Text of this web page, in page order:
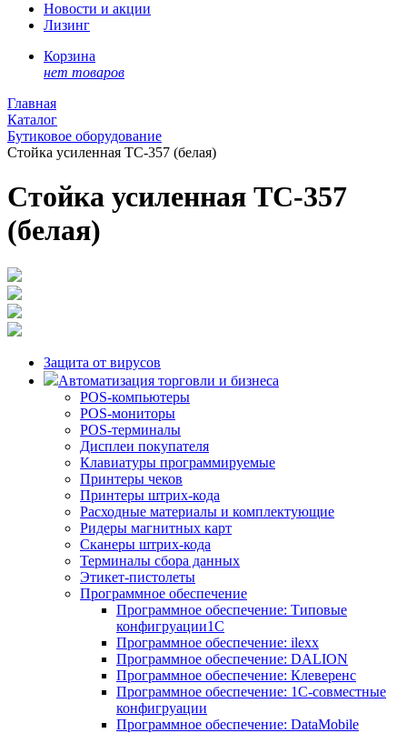
Новости и акции
Лизинг
Корзина
нет товаров
Главная
Каталог
Бутиковое оборудование
Стойка усиленная ТС-357 (белая)
Стойка усиленная ТС-357
(белая)
Защита от вирусов
Автоматизация торговли и бизнеса
POS-компьютеры
POS-мониторы
POS-терминалы
Дисплеи покупателя
Клавиатуры программируемые
Принтеры чеков
Принтеры штрих-кода
Расходные материалы и комплектующие
Ридеры магнитных карт
Сканеры штрих-кода
Терминалы сбора данных
Этикет-пистолеты
Программное обеспечение
Программное обеспечение: Типовые
конфигруации1С
Программное обеспечение: ilexx
Программное обеспечение: DALION
Программное обеспечение: Клеверенс
Программное обеспечение: 1С-совместные
конфигруации
Программное обеспечение: DataMobile